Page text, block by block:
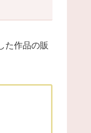
た作品の販